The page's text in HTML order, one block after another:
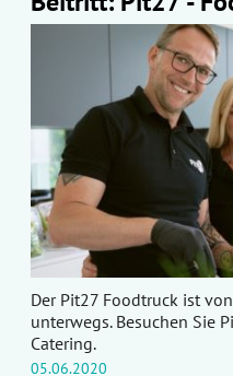
Der Pit27 Foodtruck ist
unterwegs. Besuchen Sie
Catering.
05.06.2020